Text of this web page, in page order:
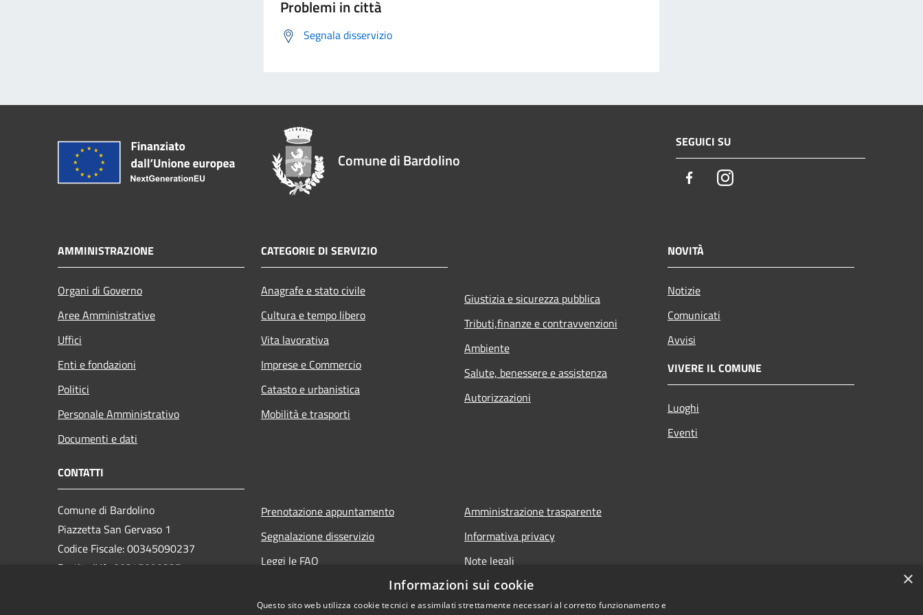
Problemi in città
Segnala disservizio
Comune di Bardolino
SEGUICI SU
FacebookInstagram
AMMINISTRAZIONE
Organi di Governo
Aree Amministrative
Uffici
Enti e fondazioni
Politici
Personale Amministrativo
Documenti e dati
CATEGORIE DI SERVIZIO
Anagrafe e stato civile
Cultura e tempo libero
Vita lavorativa
Imprese e Commercio
Catasto e urbanistica
Mobilità e trasporti
Giustizia e sicurezza pubblica
Tributi,finanze e contravvenzioni
Ambiente
Salute, benessere e assistenza
Autorizzazioni
NOVITÀ
Notizie
Comunicati
Avvisi
VIVERE IL COMUNE
Luoghi
Eventi
CONTATTI
Comune di Bardolino
Piazzetta San Gervaso 1
Codice Fiscale: 00345090237
Partita IVA: 00345090237
Prenotazione appuntamento
Segnalazione disservizio
Leggi le FAQ
Amministrazione trasparente
Informativa privacy
Note legali
Dichiarazione di accessibilità
Link app municipium
×
Informazioni sui cookie
Questo sito web utilizza cookie tecnici e assimilati strettamente necessari al corretto funzionamento e